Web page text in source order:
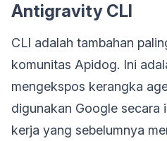
Antigravity CLI
CLI adalah tambahan
komunitas Apidog. Ini
mengekspos kerangka
digunakan Google secara
kerja yang sebelumnya